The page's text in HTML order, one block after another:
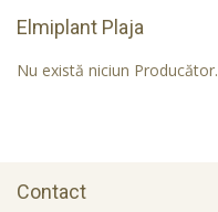
Elmiplant Plaja
Nu există niciun Producător.
Contact